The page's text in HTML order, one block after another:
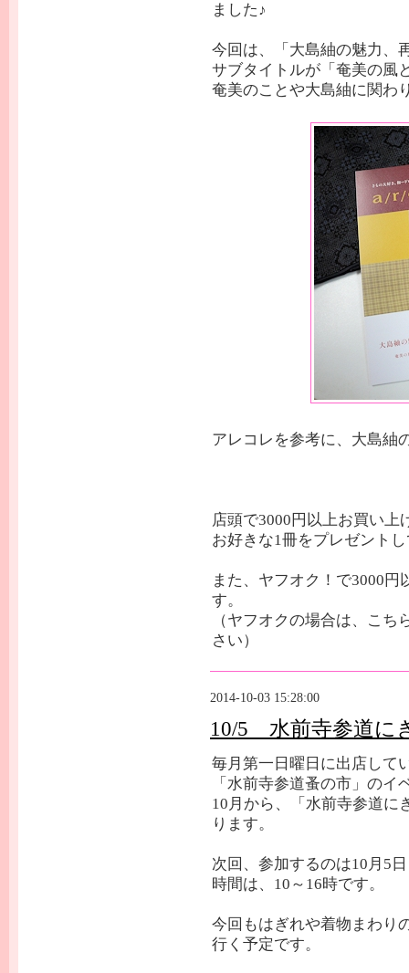
ました♪
今回は、「大島紬の魅力、
サブタイトルが「奄美の風
奄美のことや大島紬に関わ
アレコレを参考に、大島紬
店頭で3000円以上お買い
お好きな1冊をプレゼント
また、ヤフオク！で3000
す。
（ヤフオクの場合は、こ
さい）
2014-10-03 15:28:00
10/5 水前寺参道に
毎月第一日曜日に出店して
「水前寺参道蚤の市」のイ
10月から、「水前寺参道に
ります。
次回、参加するのは10月5
時間は、10～16時です。
今回もはぎれや着物まわり
行く予定です。